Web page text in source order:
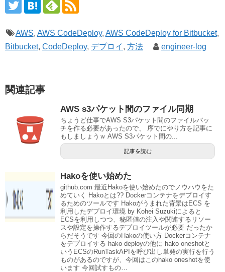
AWS, AWS CodeDeploy, AWS CodeDeploy for Bitbucket,
Bitbucket, CodeDeploy, デプロイ , 方法 engineer-log
関連記事
AWS s3パケット間のファイル同期
ちょうど仕事でAWS S3パケット間のファイルバッ
チを作る必要があったので、 序でにやり方を記事に
もしましょうｗ AWS S3パケット間の...
記事を読む
Hakoを使い始めた
github.com 最近Hakoを使い始めたのでノウハウをた
めていく Hakoとは?? Dockerコンテナをデプロイす
るためのツールです Hakoがうまれた背景はECS を
利用したデプロイ環境 by Kohei Suzukiによると
ECSを利用しつつ、秘匿値の注入や関連するリソー
スや設定を操作するデプロイツールが必要 だったか
らだそうです 今回のHakoの使い方 Dockerコンテナ
をデプロイする hako deployの他に hako oneshotと
いうECSのRunTaskAPIを呼び出し単発の実行を行う
ものがあるのですが、今回はこのhako oneshotを使
います 今回試すもの…